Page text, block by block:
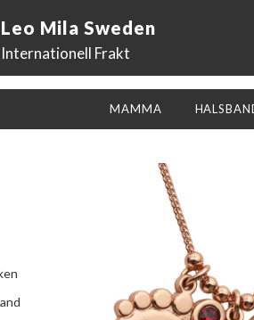
Leo Mila Sweden
Internationell Frakt
MAMMA